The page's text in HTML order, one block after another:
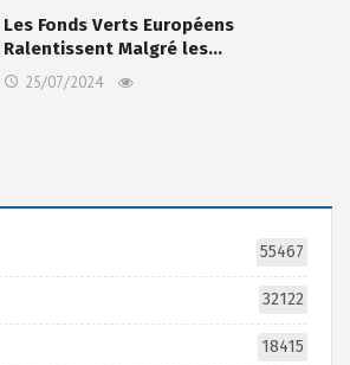
Les Fonds Verts Européens
Ralentissent Malgré les…
25/07/2024
55467
32122
18415